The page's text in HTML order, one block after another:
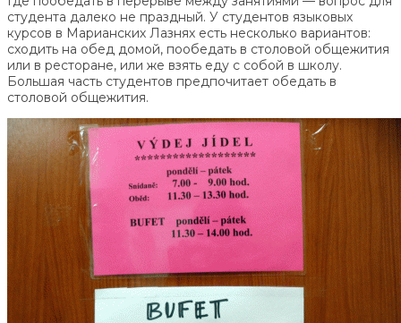
студента далеко не праздный. У студентов языковых
курсов в Марианских Лазнях есть несколько вариантов:
сходить на обед домой, пообедать в столовой общежития
или в ресторане, или же взять еду с собой в школу.
Большая часть студентов предпочитает обедать в
столовой общежития.